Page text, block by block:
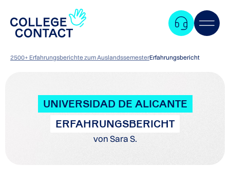
2500+ Erfahrungsberichte zum AuslandssemesterErfahrungsbericht
UNIVERSIDAD DE ALICANTE
ERFAHRUNGSBERICHT
von Sara S.